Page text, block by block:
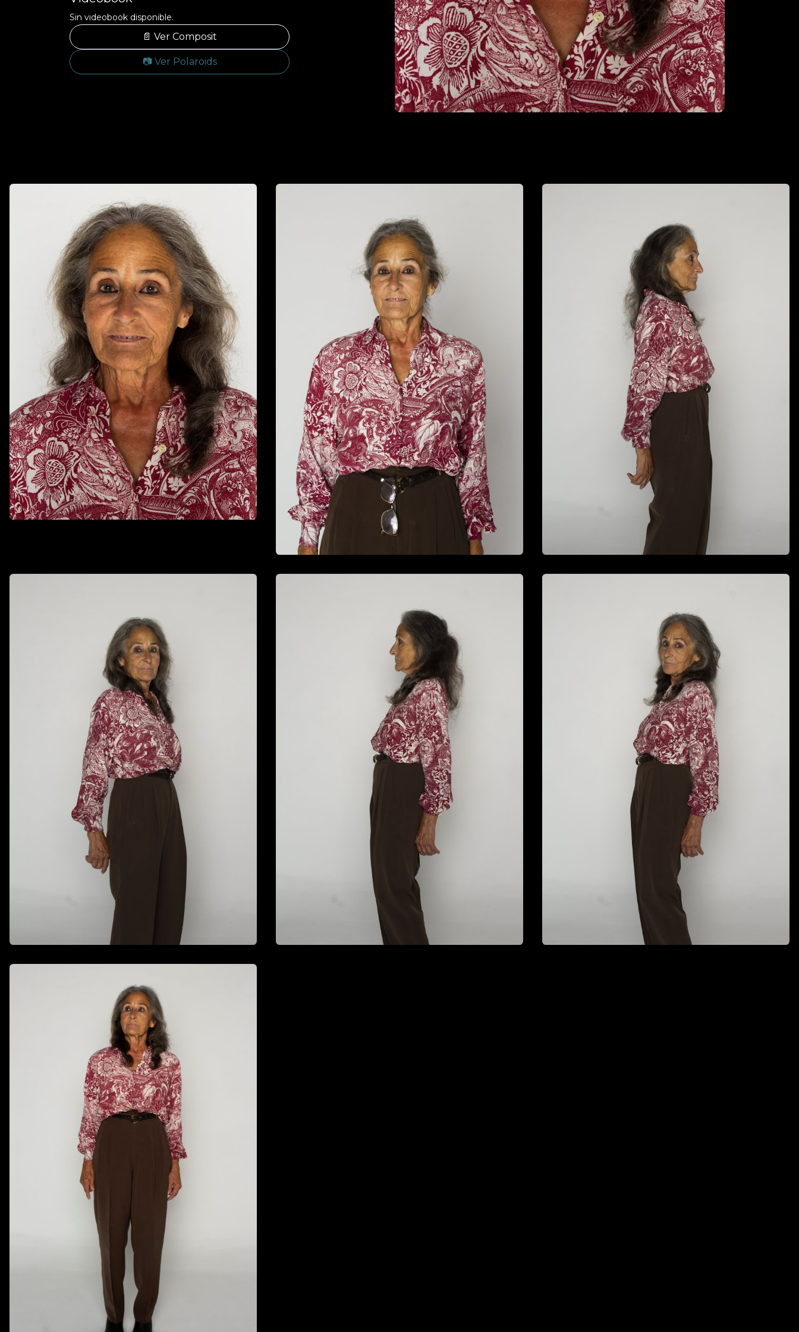
Sin videobook disponible.
📄 Ver Composit
📷 Ver Polaroids